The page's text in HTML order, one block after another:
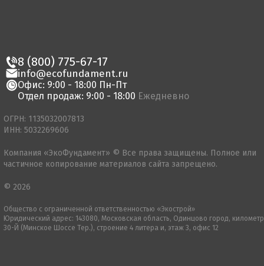
8 (800) 775-67-17
info@ecofundament.ru
Офис: 9:00 - 18:00 Пн-Пт
Отдел продаж: 9:00 - 18:00 Ежедневно
Общество с ограниченной ответственностью «Экострой»
Юридический адрес: 143080, Московская область, Одинцово город, километр
30-Й (Минское Шоссе Тер.), строение 4 литера и, этаж 3, офис 12
ОГРН: 1135032007813
ИНН: 5032269606
Компания «ЭкоФундамент» © Все права защищены. Полное или
частичное копирование материалов сайта запрещено.
© 2026